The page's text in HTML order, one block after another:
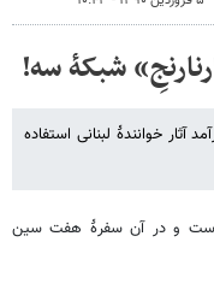
شبکۀ سه!
آثار خوانندۀ لبنانی استفاده
است و در آن سفرۀ هفت سین